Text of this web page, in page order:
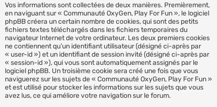
Vos informations sont collectées de deux manières. Premièrement,
en naviguant sur « Communauté OxyGen, Play For Fun », le logiciel
phpBB créera un certain nombre de cookies, qui sont des petits
fichiers textes téléchargés dans les fichiers temporaires du
navigateur Internet de votre ordinateur. Les deux premiers cookies
ne contiennent qu’un identifiant utilisateur (désigné ci-après par
« user-id ») et un identifiant de session invité (désigné ci-après par
« session-id »), qui vous sont automatiquement assignés par le
logiciel phpBB. Un troisième cookie sera créé une fois que vous
naviguerez sur les sujets de « Communauté OxyGen, Play For Fun »
et est utilisé pour stocker les informations sur les sujets que vous
avez lus, ce qui améliore votre navigation sur le forum.